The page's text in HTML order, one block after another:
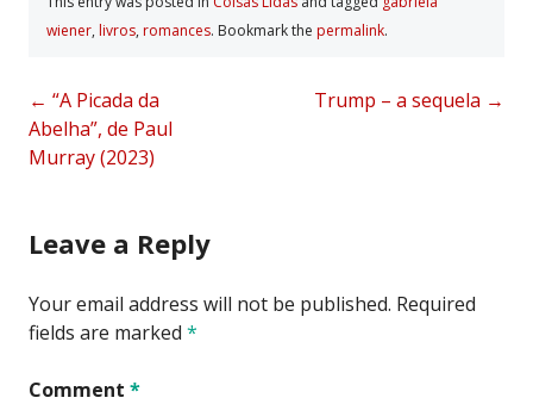
wiener, livros, romances. Bookmark the permalink.
Post
navigation
← “A Picada da
Abelha”, de Paul
Murray (2023)
Trump – a sequela →
Leave a Reply
Your email address will not be published. Required
fields are marked *
Comment *